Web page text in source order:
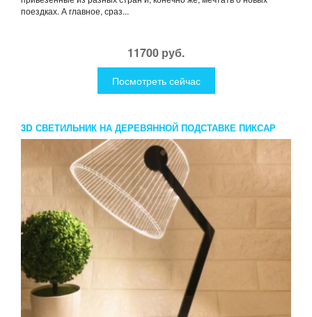
поездках. А главное, сраз...
11700 руб.
Посмотреть сейчас
3D СВЕТИЛЬНИК НА ДЕРЕВЯННОЙ ПОДСТАВКЕ ПИКСАР